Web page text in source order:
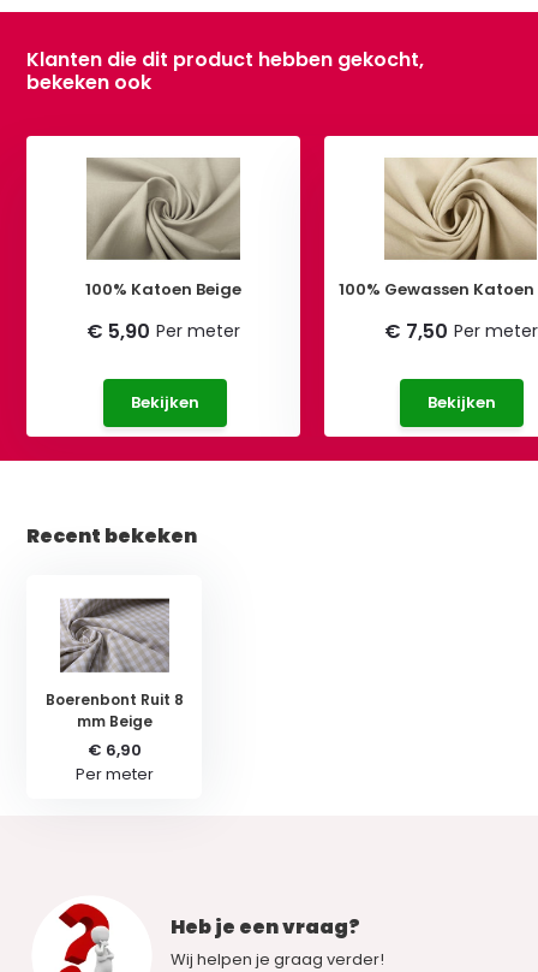
Klanten die dit product hebben gekocht,
bekeken ook
100% Katoen Beige
€ 5,90 Per meter
Bekijken
100% Gewassen Katoen
€ 7,50 Per meter
Bekijken
Recent bekeken
Boerenbont Ruit 8
mm Beige
€ 6,90
Per meter
Heb je een vraag?
Wij helpen je graag verder!